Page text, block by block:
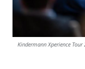
Kindermann Xperience Tour